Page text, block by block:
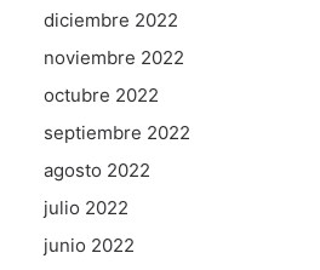
diciembre 2022
noviembre 2022
octubre 2022
septiembre 2022
agosto 2022
julio 2022
junio 2022